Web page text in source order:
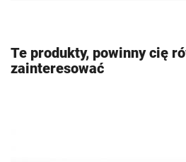
Te produkty, powinny cię
zainteresować